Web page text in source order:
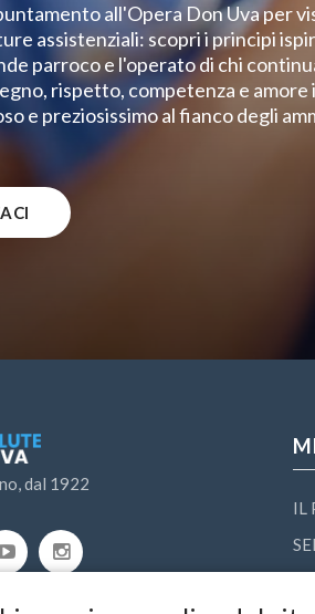
all'Opera Don Uva per
assistenziali: scopri i principi
parroco e l'operato di chi
rispetto, competenza e amore
e preziosissimo al fianco degli
dal 1922
IL